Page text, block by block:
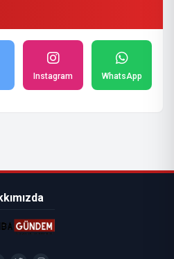
Instagram WhatsApp